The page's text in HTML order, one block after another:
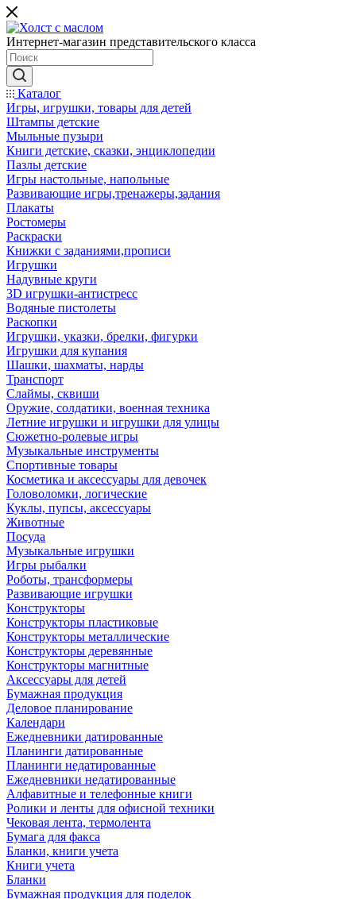
Интернет-магазин представительского класса
Каталог
Игры, игрушки, товары для детей
Штампы детские
Мыльные пузыри
Книги детские, сказки, энциклопедии
Пазлы детские
Игры настольные, напольные
Развивающие игры,тренажеры,задания
Плакаты
Ростомеры
Раскраски
Книжки с заданиями,прописи
Игрушки
Надувные круги
3D игрушки-антистресс
Водяные пистолеты
Раскопки
Игрушки, указки, брелки, фигурки
Игрушки для купания
Шашки, шахматы, нарды
Транспорт
Слаймы, сквиши
Оружие, солдатики, военная техника
Летние игрушки и игрушки для улицы
Сюжетно-ролевые игры
Музыкальные инструменты
Спортивные товары
Косметика и аксессуары для девочек
Головоломки, логические
Куклы, пупсы, аксессуары
Животные
Посуда
Музыкальные игрушки
Игры рыбалки
Роботы, трансформеры
Развивающие игрушки
Конструкторы
Конструкторы пластиковые
Конструкторы металлические
Конструкторы деревянные
Конструкторы магнитные
Аксессуары для детей
Бумажная продукция
Деловое планирование
Календари
Ежедневники датированные
Планинги датированные
Планинги недатированные
Ежедневники недатированные
Алфавитные и телефонные книги
Ролики и ленты для офисной техники
Чековая лента, термолента
Бумага для факса
Бланки, книги учета
Книги учета
Бланки
Бумажная продукция для поделок